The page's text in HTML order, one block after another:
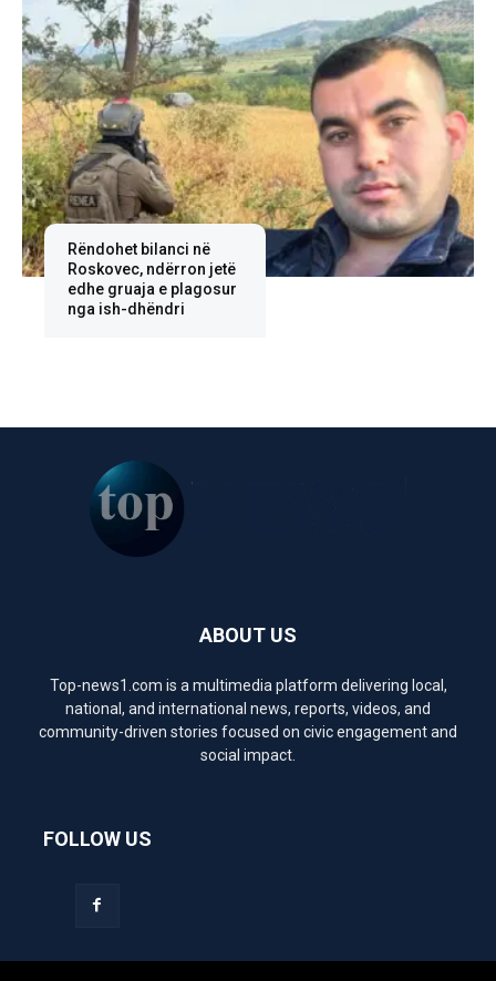
Rëndohet bilanci në
Roskovec, ndërron jetë
edhe gruaja e plagosur
nga ish-dhëndri
ABOUT US
Top-news1.com is a multimedia platform delivering local,
national, and international news, reports, videos, and
community-driven stories focused on civic engagement and
social impact.
FOLLOW US